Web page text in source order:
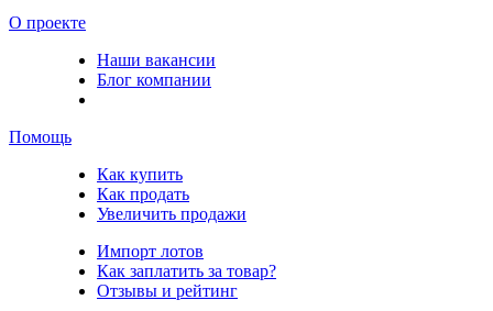
О проекте
Наши вакансии
Блог компании
Помощь
Как купить
Как продать
Увеличить продажи
Импорт лотов
Как заплатить за товар?
Отзывы и рейтинг